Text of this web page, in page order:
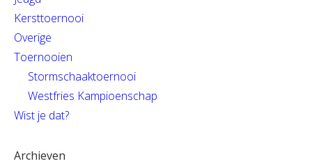
Kersttoernooi
Overige
Toernooien
Stormschaaktoernooi
Westfries Kampioenschap
Wist je dat?
Archieven